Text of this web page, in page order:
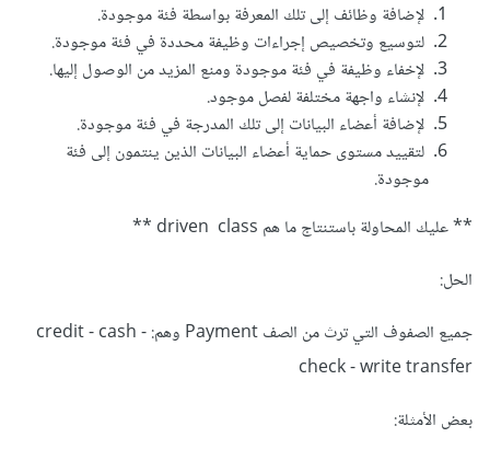
لإضافة وظائف إلى تلك المعرفة بواسطة فئة موجودة.
لتوسيع وتخصيص إجراءات وظيفة محددة في فئة موجودة.
لإخفاء وظيفة في فئة موجودة ومنع المزيد من الوصول إليها.
لإنشاء واجهة مختلفة لفصل موجود.
لإضافة أعضاء البيانات إلى تلك المدرجة في فئة موجودة.
لتقييد مستوى حماية أعضاء البيانات الذين ينتمون إلى فئة
موجودة.
** عليك المحاولة باستنتاج ما هم driven class **
الحل:
جميع الصفوف التي ترث من الصف Payment وهم: credit - cash -
check - write transfer
بعض الأمثلة: